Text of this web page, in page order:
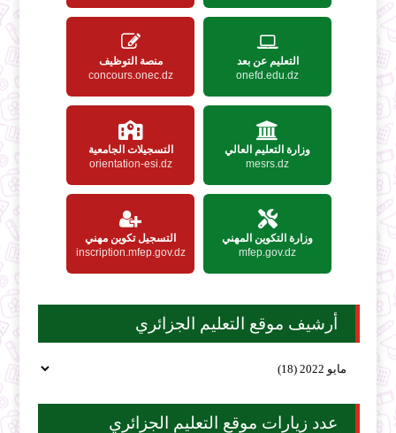
التعليم عن بعد
onefd.edu.dz
منصة التوظيف
concours.onec.dz
وزارة التعليم العالي
mesrs.dz
التسجيلات الجامعية
orientation-esi.dz
وزارة التكوين المهني
mfep.gov.dz
التسجيل تكوين مهني
inscription.mfep.gov.dz
أرشيف موقع التعليم الجزائري
عدد زيارات موقع التعليم الجزائري